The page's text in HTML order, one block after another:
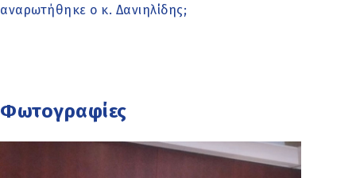
αναρωτήθηκε ο κ. Δανιηλίδης;
Φωτογραφίες